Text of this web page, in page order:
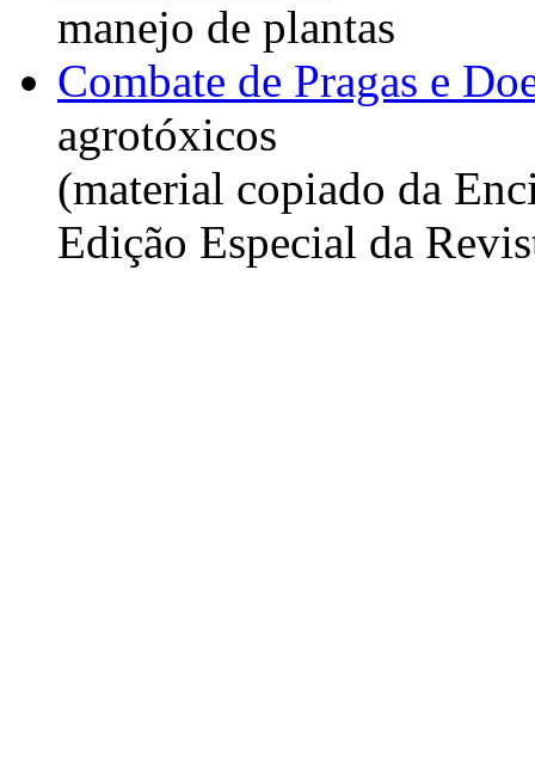
manejo de plantas
Combate de Pragas e
agrotóxicos
(material copiado da
Edição Especial da